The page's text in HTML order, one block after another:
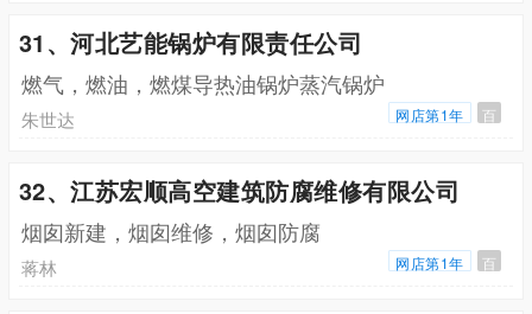
31、河北艺能锅炉有限责任公司
燃气，燃油，燃煤导热油锅炉蒸汽锅炉
朱世达 网店第1年 百
32、江苏宏顺高空建筑防腐维修有限公司
烟囱新建，烟囱维修，烟囱防腐
蒋林 网店第1年 百